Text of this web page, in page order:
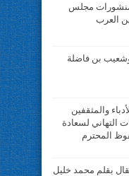
مجلس
العرب
بن فاضلة
والمثقفين
التهاني لسعادة
المحترم
بقلم محمد خليل